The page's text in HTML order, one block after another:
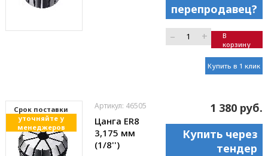
перепродавец?
– +
В
корзину
Купить в 1 клик
Cрок поставки
уточняйте у
менеджеров
Артикул: 46505
Цанга ER8
3,175 мм
(1/8'')
1 380 руб.
Купить через
тендер